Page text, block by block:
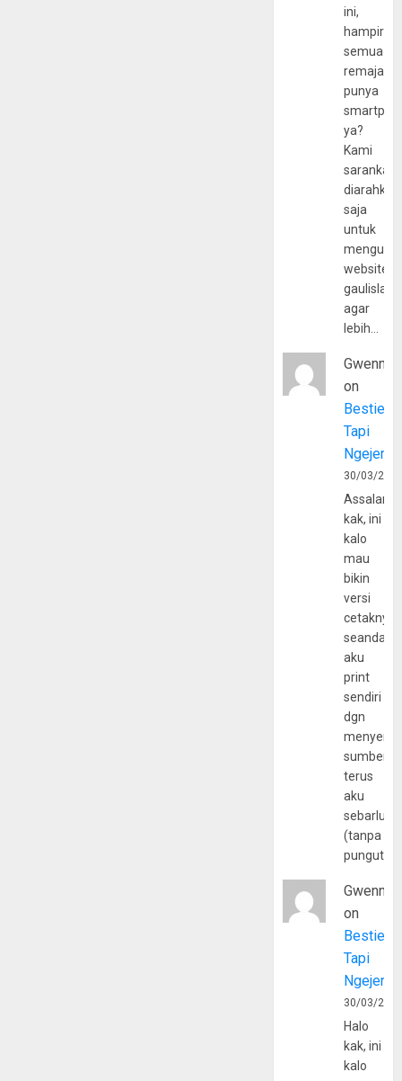
ini,
hampir
semua
remaja
punya
ya?
Kami
sarankan,
diarahkan
saja
untuk
website
agar
lebih…
Gwenny
on
Bestie
Tapi
30/03/
kak, ini
kalo
mau
bikin
versi
cetaknya
aku
print
sendiri
dgn
sumber
terus
aku
(tanpa
Gwenny
on
Bestie
Tapi
30/03/
Halo
kak, ini
kalo